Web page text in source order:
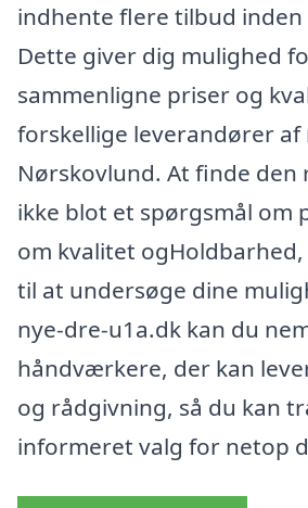
indhente flere tilbud
Dette giver dig mulighed
sammenligne priser og
forskellige leverandører af
Nørskovlund. At finde
ikke blot et spørgsmål om
om kvalitet
til at undersøge dine
nye-dre-u1a.dk kan du
håndværkere, der kan
og rådgivning, så du kan
informeret valg for netop